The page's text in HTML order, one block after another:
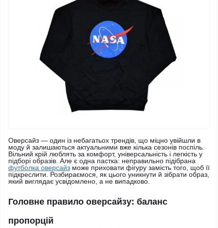
Оверсайз — один із небагатьох трендів, що міцно увійшли в
моду й залишаються актуальними вже кілька сезонів поспіль.
Вільний крій люблять за комфорт, універсальність і легкість у
підборі образів. Але є одна пастка: неправильно підібрана
футболка оверсайз може приховати фігуру замість того, щоб її
підкреслити. Розбираємося, як цього уникнути й зібрати образ,
який виглядає усвідомлено, а не випадково.
Головне правило оверсайзу: баланс
пропорцій